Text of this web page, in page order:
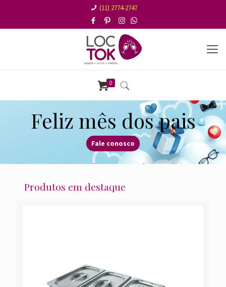
(11) 2774-2747
0
Feliz mês dos pais
Fale conosco
Produtos em destaque